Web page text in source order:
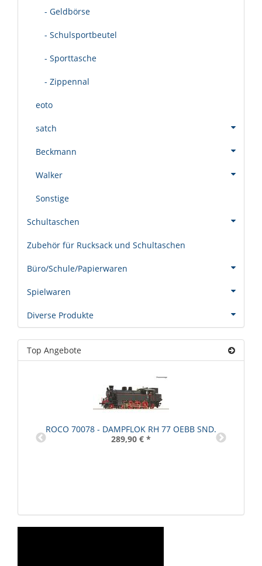
- Geldbörse
- Schulsportbeutel
- Sporttasche
- Zippennal
eoto
satch
Beckmann
Walker
Sonstige
Schultaschen
Zubehör für Rucksack und Schultaschen
Büro/Schule/Papierwaren
Spielwaren
Diverse Produkte
Top Angebote
ROCO 70078 - DAMPFLOK RH 77 OEBB SND.
289,90 € *